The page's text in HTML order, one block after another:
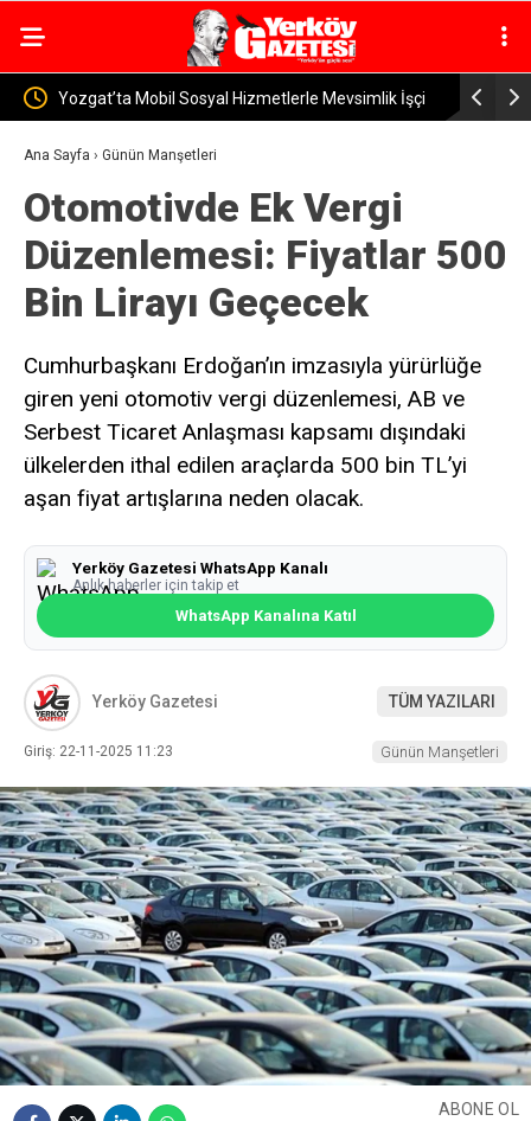
İşçi Yerköy İlçe Sağlık Müdürü Dr. Candaş Tan’dan
Emzirme Haftası Mesajı: “Bir Damla Anne Sütü, Bir
Ömür Sağlık”
Ana Sayfa › Günün Manşetleri
Otomotivde Ek Vergi
Düzenlemesi: Fiyatlar 500
Bin Lirayı Geçecek
Cumhurbaşkanı Erdoğan’ın imzasıyla yürürlüğe
giren yeni otomotiv vergi düzenlemesi, AB ve
Serbest Ticaret Anlaşması kapsamı dışındaki
ülkelerden ithal edilen araçlarda 500 bin TL’yi
aşan fiyat artışlarına neden olacak.
Yerköy Gazetesi WhatsApp Kanalı
Anlık haberler için takip et
WhatsApp Kanalına Katıl
Yerköy Gazetesi TÜM YAZILARI
Giriş: 22-11-2025 11:23 Günün Manşetleri
ABONE OL